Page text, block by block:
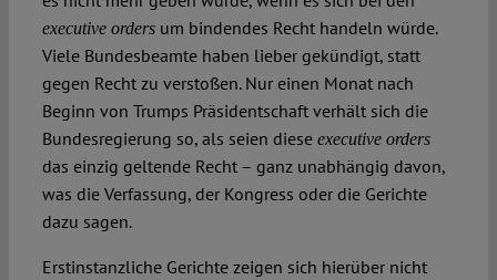
executive orders um bindendes Recht handeln würde.
Viele Bundesbeamte haben lieber gekündigt, statt
gegen Recht zu verstoßen. Nur einen Monat nach
Beginn von Trumps Präsidentschaft verhält sich die
Bundesregierung so, als seien diese executive orders
das einzig geltende Recht – ganz unabhängig davon,
was die Verfassung, der Kongress oder die Gerichte
dazu sagen.
Erstinstanzliche Gerichte zeigen sich hierüber nicht